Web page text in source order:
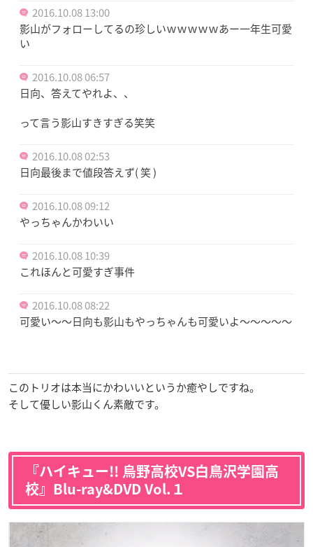
2016.10.08 13:00
影山がフォローしてるの珍しいｗｗｗｗｗあー一年生可愛
い
2016.10.08 06:57
日向、答えてやれよ、、
って言う影山すきすぎる笑笑
2016.10.08 02:53
日向最後まで値段答えず( 笑 )
2016.10.08 09:12
やっちゃんかわいい
2016.10.08 10:39
これほんと可愛すぎ事件
2016.10.08 08:22
可愛い〜〜日向も影山もやっちゃんも可愛いよ〜〜〜〜〜
このトリオは本当にかわいいというか癒やしですね。
そして優しい影山くん素敵です。
『ハイキュー!! 烏野高校VS白鳥沢学園高
校』Blu-ray&DVD Vol.１